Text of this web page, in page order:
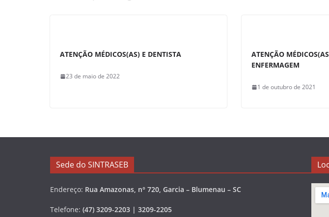
ATENÇÃO MÉDICOS(AS) E DENTISTA
23 de maio de 2022
ATENÇÃO
ENFERMAGEM
1 de outubro de 2021
Sede do SINTRASEB
Endereço: Rua Amazonas, n° 720, Garcia – Blumenau – SC
Telefone: (47) 3209-2203 | 3209-2205